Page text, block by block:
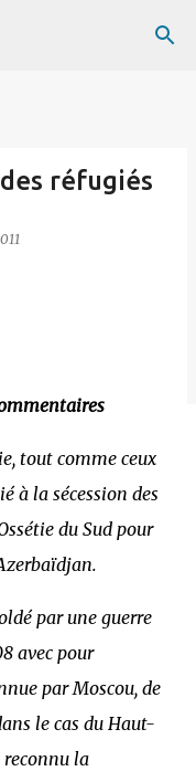
réfugiés
tout comme ceux
à la sécession des
du Sud pour
par une guerre
avec pour
par Moscou, de
le cas du Haut-
reconnu la